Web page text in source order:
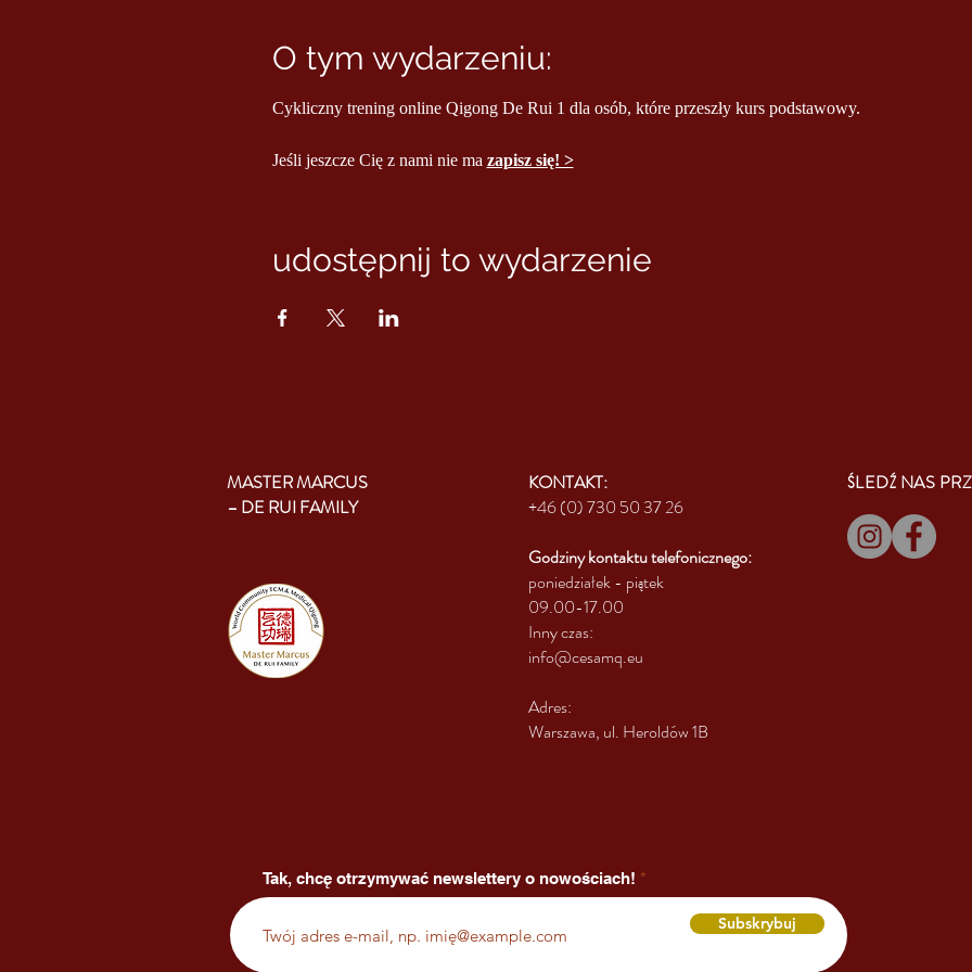
O tym wydarzeniu:
Cykliczny trening online Qigong De Rui 1 dla osób, które przeszły kurs podstawowy.
Jeśli jeszcze Cię z nami nie ma zapisz się! >
udostępnij to wydarzenie
KONTAKT:
+46 (0) 730 50 37 26
Godziny kontaktutelefonicznego:
poniedziałek - piątek
09.00-17.00
Inny czas:
info@cesamq.eu
Adres:
Warszawa, ul. Heroldów 1B
MASTER MARCUS
– DE RUI FAMILY
ŚLEDŹ NAS
Tak, chcę otrzymywać newslettery o nowościach!
Subskrybuj